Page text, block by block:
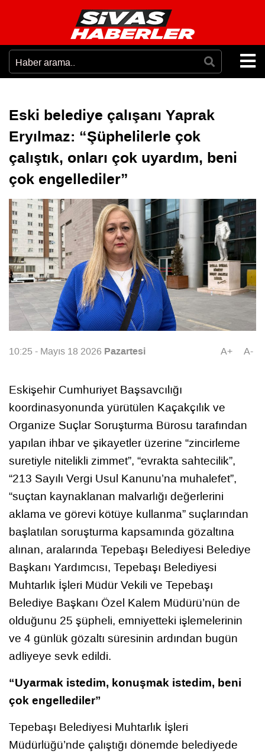
Eski belediye çalışanı Yaprak
Eryılmaz: “Şüphelilerle çok
çalıştık, onları çok uyardım, beni
çok engellediler”
10:25 - Mayıs 18 2026 Pazartesi A+ A-
Eskişehir Cumhuriyet Başsavcılığı
koordinasyonunda yürütülen Kaçakçılık ve
Organize Suçlar Soruşturma Bürosu tarafından
yapılan ihbar ve şikayetler üzerine “zincirleme
suretiyle nitelikli zimmet”, “evrakta sahtecilik”,
“213 Sayılı Vergi Usul Kanunu’na muhalefet”,
“suçtan kaynaklanan malvarlığı değerlerini
aklama ve görevi kötüye kullanma” suçlarından
başlatılan soruşturma kapsamında gözaltına
alınan, aralarında Tepebaşı Belediyesi Belediye
Başkanı Yardımcısı, Tepebaşı Belediyesi
Muhtarlık İşleri Müdür Vekili ve Tepebaşı
Belediye Başkanı Özel Kalem Müdürü’nün de
olduğunu 25 şüpheli, emniyetteki işlemelerinin
ve 4 günlük gözaltı süresinin ardından bugün
adliyeye sevk edildi.
“Uyarmak istedim, konuşmak istedim, beni
çok engellediler”
Tepebaşı Belediyesi Muhtarlık İşleri
Müdürlüğü’nde çalıştığı dönemde belediyede